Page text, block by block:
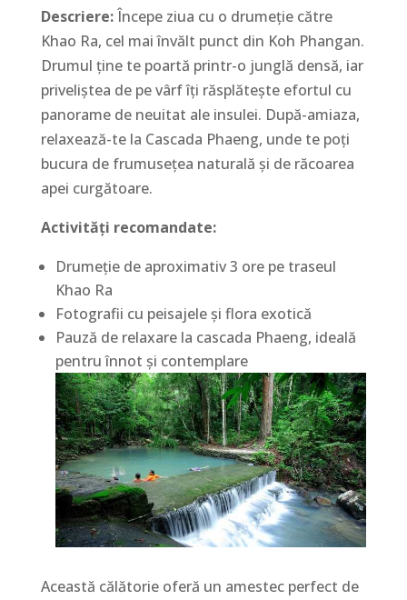
Descriere:Începe ziua cu o drumeție către
Khao Ra, cel mai învălt punct din Koh Phangan.
Drumul ține te poartă printr-o junglă densă, iar
priveliștea de pe vârf îți răsplătește efortul cu
panorame de neuitat ale insulei. După-amiaza,
relaxează-te la Cascada Phaeng, unde te poți
bucura de frumusețea naturală și de răcoarea
apei curgătoare.
Activități recomandate:
Drumeție de aproximativ 3 ore pe traseul
Khao Ra
Fotografii cu peisajele și flora exotică
Pauză de relaxare la cascada Phaeng, ideală
pentru înnot și contemplare
Această călătorie oferă un amestec perfect de